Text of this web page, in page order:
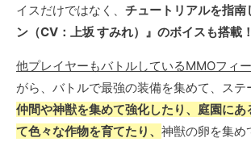
イスだけではなく、 チュートリアルを指南
ン（CV：上坂 すみれ）』のボイスも搭載！
他プレイヤーもバトルしているMMOフィ
がら、バトルで最強の装備を集めて、ステ
仲間や神獣を集めて強化したり、庭園にあ
て色々な作物を育てたり、 神獣の卵を集め